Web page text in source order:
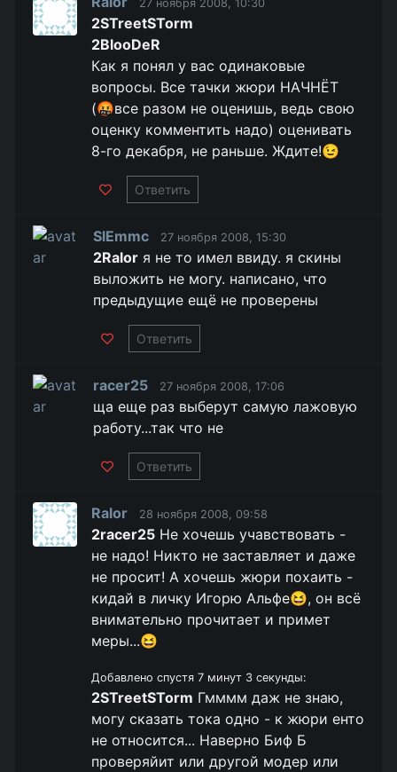
27 ноября 2008, 10:30
2STreetSTorm
2BlooDeR
Как я понял у вас одинаковые
вопросы. Все тачки жюри НАЧНЁТ
(🤬все разом не оценишь, ведь свою
оценку комментить надо) оценивать
8-го декабря, не раньше. Ждите!😉
Ответить
SlEmmc 27 ноября 2008, 15:30
2Ralor я не то имел ввиду. я скины
выложить не могу. написано, что
предыдущие ещё не проверены
Ответить
racer25 27 ноября 2008, 17:06
ща еще раз выберут самую лажовую
работу...так что не
Ответить
Ralor 28 ноября 2008, 09:58
2racer25 Не хочешь учавствовать -
не надо! Никто не заставляет и даже
не просит! А хочешь жюри похаить -
кидай в личку Игорю Альфе😆, он всё
внимательно прочитает и примет
меры...😆
Добавлено спустя 7 минут 3 секунды:
2STreetSTorm Гмммм даж не знаю,
могу сказать тока одно - к жюри енто
не относится... Наверно Биф Б
проверяйит или другой модер или